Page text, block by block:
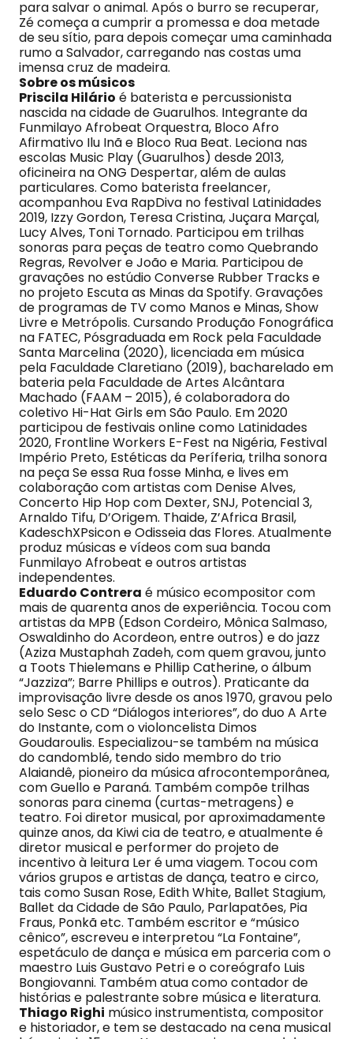
para salvar o animal. Após o burro se recuperar,
Zé começa a cumprir a promessa e doa metade
de seu sítio, para depois começar uma caminhada
rumo a Salvador, carregando nas costas uma
imensa cruz de madeira.
Sobre os músicos
Priscila Hilário é baterista e percussionista
nascida na cidade de Guarulhos. Integrante da
Funmilayo Afrobeat Orquestra, Bloco Afro
Afirmativo Ilu Inã e Bloco Rua Beat. Leciona nas
escolas Music Play (Guarulhos) desde 2013,
oficineira na ONG Despertar, além de aulas
particulares. Como baterista freelancer,
acompanhou Eva RapDiva no festival Latinidades
2019, Izzy Gordon, Teresa Cristina, Juçara Marçal,
Lucy Alves, Toni Tornado. Participou em trilhas
sonoras para peças de teatro como Quebrando
Regras, Revolver e João e Maria. Participou de
gravações no estúdio Converse Rubber Tracks e
no projeto Escuta as Minas da Spotify. Gravações
de programas de TV como Manos e Minas, Show
Livre e Metrópolis. Cursando Produção Fonográfica
na FATEC, Pósgraduada em Rock pela Faculdade
Santa Marcelina (2020), licenciada em música
pela Faculdade Claretiano (2019), bacharelado em
bateria pela Faculdade de Artes Alcântara
Machado (FAAM – 2015), é colaboradora do
coletivo Hi-Hat Girls em São Paulo. Em 2020
participou de festivais online como Latinidades
2020, Frontline Workers E-Fest na Nigéria, Festival
Império Preto, Estéticas da Períferia, trilha sonora
na peça Se essa Rua fosse Minha, e lives em
colaboração com artistas com Denise Alves,
Concerto Hip Hop com Dexter, SNJ, Potencial 3,
Arnaldo Tifu, D’Origem. Thaide, Z’Africa Brasil,
KadeschXPsicon e Odisseia das Flores. Atualmente
produz músicas e vídeos com sua banda
Funmilayo Afrobeat e outros artistas
independentes.
Eduardo Contrera é músico ecompositor com
mais de quarenta anos de experiência. Tocou com
artistas da MPB (Edson Cordeiro, Mônica Salmaso,
Oswaldinho do Acordeon, entre outros) e do jazz
(Aziza Mustaphah Zadeh, com quem gravou, junto
a Toots Thielemans e Phillip Catherine, o álbum
“Jazziza”; Barre Phillips e outros). Praticante da
improvisação livre desde os anos 1970, gravou pelo
selo Sesc o CD “Diálogos interiores”, do duo A Arte
do Instante, com o violoncelista Dimos
Goudaroulis. Especializou-se também na música
do candomblé, tendo sido membro do trio
Alaiandê, pioneiro da música afrocontemporânea,
com Guello e Paraná. Também compõe trilhas
sonoras para cinema (curtas-metragens) e
teatro. Foi diretor musical, por aproximadamente
quinze anos, da Kiwi cia de teatro, e atualmente é
diretor musical e performer do projeto de
incentivo à leitura Ler é uma viagem. Tocou com
vários grupos e artistas de dança, teatro e circo,
tais como Susan Rose, Edith White, Ballet Stagium,
Ballet da Cidade de São Paulo, Parlapatões, Pia
Fraus, Ponkã etc. Também escritor e “músico
cênico”, escreveu e interpretou “La Fontaine”,
espetáculo de dança e música em parceria com o
maestro Luis Gustavo Petri e o coreógrafo Luis
Bongiovanni. Também atua como contador de
histórias e palestrante sobre música e literatura.
Thiago Righi músico instrumentista, compositor
e historiador, e tem se destacado na cena musical